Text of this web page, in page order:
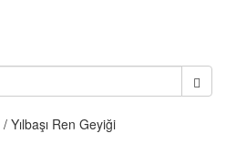
/ Yılbaşı Ren Geyiği